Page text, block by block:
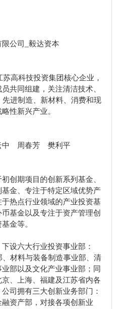
公司_毅达资本
高科技投资集团核心企业，
共同组建，关注清洁技术、
进制造、新材料、消费和现
性新兴产业。
周春芳 樊利平
创期项目的创新系列基金、
金、专注于特定区域优势产
热点行业领域的产业投资基
基金以及专注于资产管理创
金等。
设六大行业投资事业部：
材料与装备制造事业部、清
部以及文化产业事业部；同
、上海、福建及江苏省内各
司拥有三大创新业务部门：
资产部，对接各项创新业